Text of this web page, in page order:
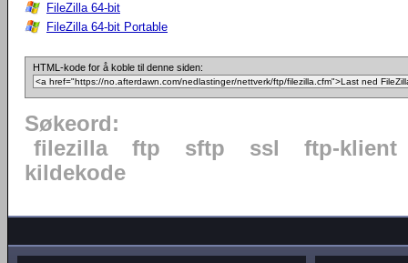
FileZilla 64-bit
FileZilla 64-bit Portable
HTML-kode for å koble til denne siden:
Søkeord:
filezilla
ftp sftp ssl
ftp-klient
kildekode